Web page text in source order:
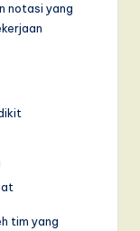
notasi yang
tim yang